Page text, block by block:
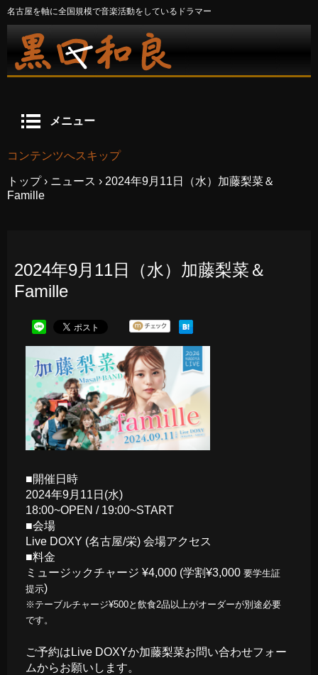
名古屋を軸に全国規模で音楽活動をしているドラマー
メニュー
コンテンツへスキップ
トップ › ニュース › 2024年9月11日（水）加藤梨菜＆
Famille
2024年9月11日（水）加藤梨菜＆
Famille
■開催日時
2024年9月11日(水)
18:00~OPEN / 19:00~START
■会場
Live DOXY (名古屋/栄) 会場アクセス
■料金
ミュージックチャージ ¥4,000 (学割¥3,000 要学生証
提示)
※テーブルチャージ¥500と飲食2品以上がオーダーが別途必要
です。
ご予約は Live DOXYか加藤梨菜お問い合わせフォー
ムからお願いします。